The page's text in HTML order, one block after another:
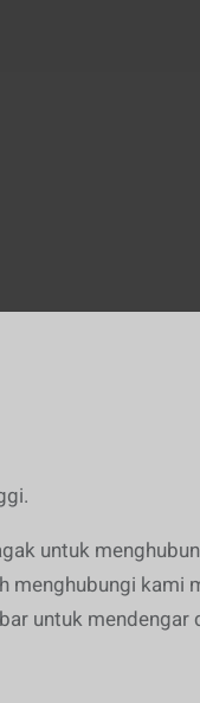
untuk
kami
untuk